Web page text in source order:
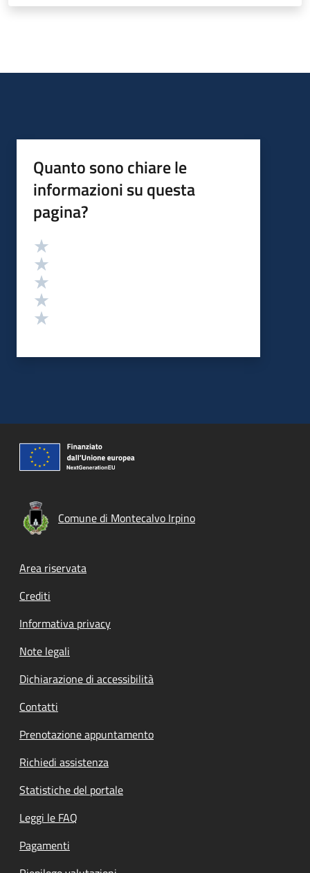
Quanto sono chiare le
informazioni su questa
pagina?
Valutazione
Comune di Montecalvo Irpino
Footer menu
Area riservata
Crediti
Informativa privacy
Note legali
Dichiarazione di accessibilità
Contatti
Prenotazione appuntamento
Richiedi assistenza
Statistiche del portale
Leggi le FAQ
Pagamenti